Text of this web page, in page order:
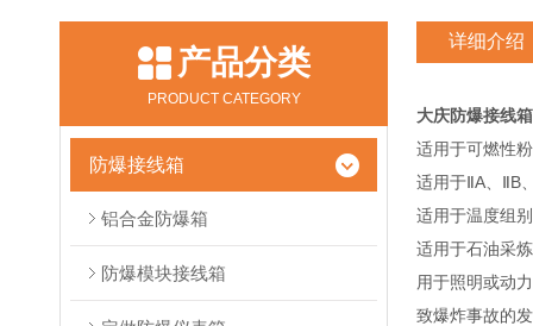
产品分类
PRODUCT CATEGORY
防爆接线箱
铝合金防爆箱
防爆模块接线箱
详细介绍
大庆防爆接线
适用于可燃性
适用于ⅡA、ⅡB
适用于温度组
适用于石油采
用于照明或动
致爆炸事故的